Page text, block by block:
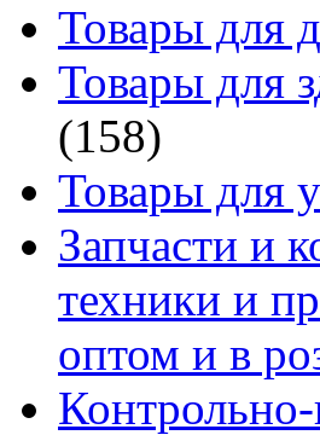
Товары для
Товары для
(158)
Товары для
Запчасти и
техники и
оптом и в